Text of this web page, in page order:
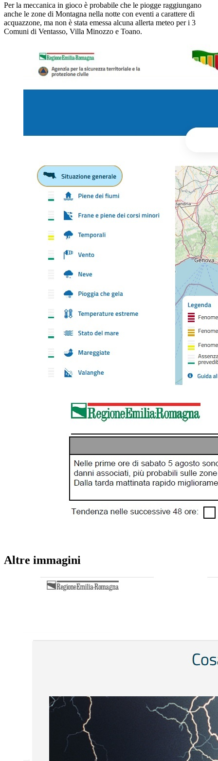
Per la meccanica in gioco è probabile che le piogge raggiungano
anche le zone di Montagna nella notte con eventi a carattere di
acquazzone, ma non è stata emessa alcuna allerta meteo per i 3
Comuni di Ventasso, Villa Minozzo e Toano.
Altre immagini